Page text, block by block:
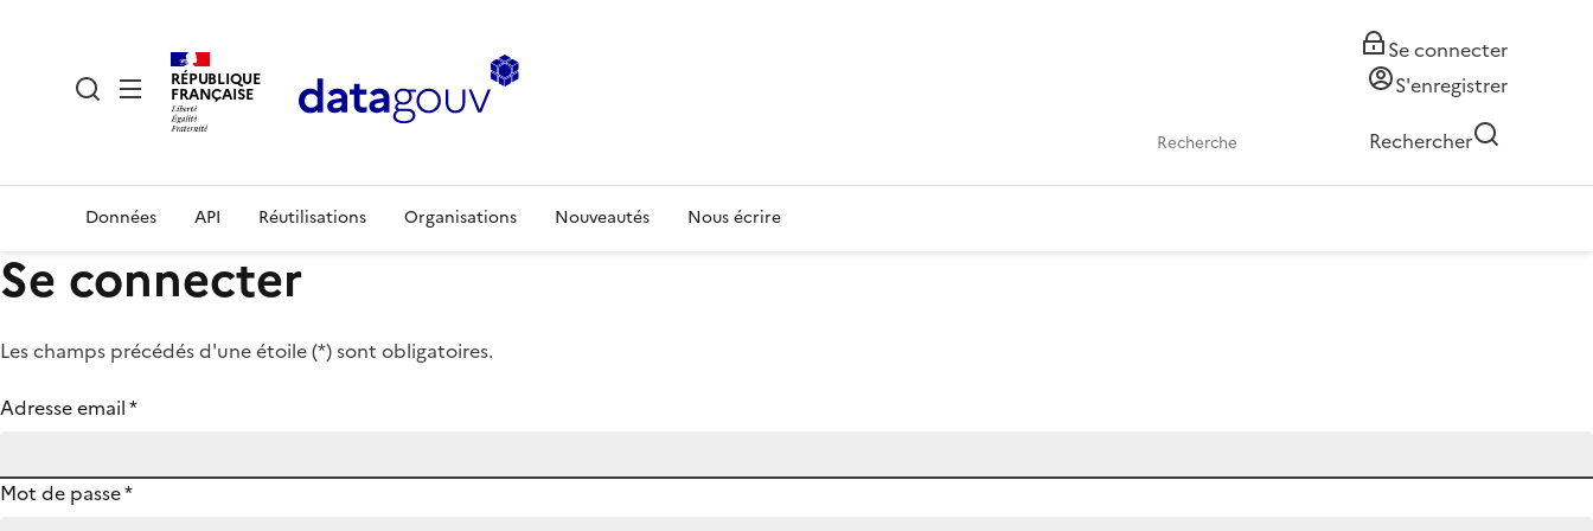
RÉPUBLIQUE
FRANÇAISE
Se connecter
S'enregistrer
Rechercher
Données API Réutilisations Organisations Nouveautés Nous écrire
Se connecter
Les champs précédés d'une étoile (*) sont obligatoires.
Adresse email*
Mot de passe*